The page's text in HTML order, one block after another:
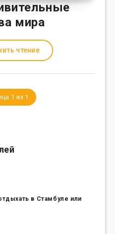
мира
чтение
1 из 1
в Стамбуле или